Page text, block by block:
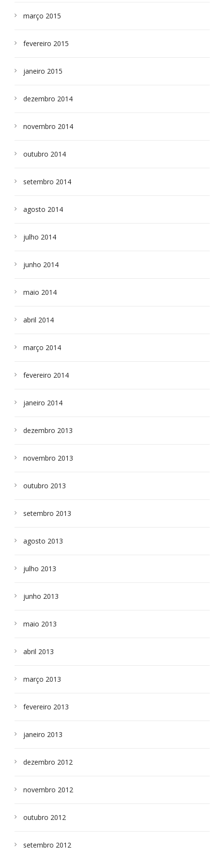
março 2015
fevereiro 2015
janeiro 2015
dezembro 2014
novembro 2014
outubro 2014
setembro 2014
agosto 2014
julho 2014
junho 2014
maio 2014
abril 2014
março 2014
fevereiro 2014
janeiro 2014
dezembro 2013
novembro 2013
outubro 2013
setembro 2013
agosto 2013
julho 2013
junho 2013
maio 2013
abril 2013
março 2013
fevereiro 2013
janeiro 2013
dezembro 2012
novembro 2012
outubro 2012
setembro 2012